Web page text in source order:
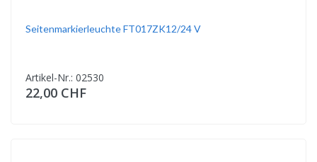
Seitenmarkierleuchte FT017ZK12/24 V
Artikel-Nr.: 02530
22,00 CHF